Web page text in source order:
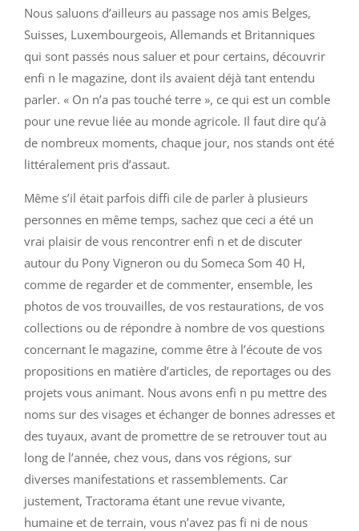
Nous saluons d’ailleurs au passage nos amis Belges,
Suisses, Luxembourgeois, Allemands et Britanniques
qui sont passés nous saluer et pour certains, découvrir
enfi n le magazine, dont ils avaient déjà tant entendu
parler. « On n’a pas touché terre », ce qui est un comble
pour une revue liée au monde agricole. Il faut dire qu’à
de nombreux moments, chaque jour, nos stands ont été
littéralement pris d’assaut.
Même s’il était parfois diffi cile de parler à plusieurs
personnes en même temps, sachez que ceci a été un
vrai plaisir de vous rencontrer enfi n et de discuter
autour du Pony Vigneron ou du Someca Som 40 H,
comme de regarder et de commenter, ensemble, les
photos de vos trouvailles, de vos restaurations, de vos
collections ou de répondre à nombre de vos questions
concernant le magazine, comme être à l’écoute de vos
propositions en matière d’articles, de reportages ou des
projets vous animant. Nous avons enfi n pu mettre des
noms sur des visages et échanger de bonnes adresses et
des tuyaux, avant de promettre de se retrouver tout au
long de l’année, chez vous, dans vos régions, sur
diverses manifestations et rassemblements. Car
justement, Tractorama étant une revue vivante,
humaine et de terrain, vous n’avez pas fi ni de nous